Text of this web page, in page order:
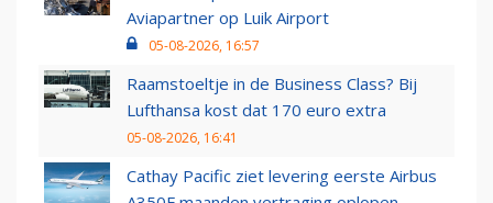
Aviapartner op Luik Airport
05-08-2026, 16:57
Raamstoeltje in de Business Class? Bij
Lufthansa kost dat 170 euro extra
05-08-2026, 16:41
Cathay Pacific ziet levering eerste Airbus